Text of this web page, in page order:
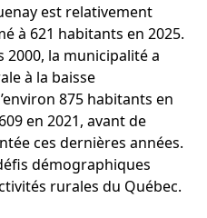
est relativement
à 621 habitants en 2025.
2000, la municipalité a
à la baisse
875 habitants en
en 2021, avant de
ces dernières années.
démographiques
rurales du Québec.